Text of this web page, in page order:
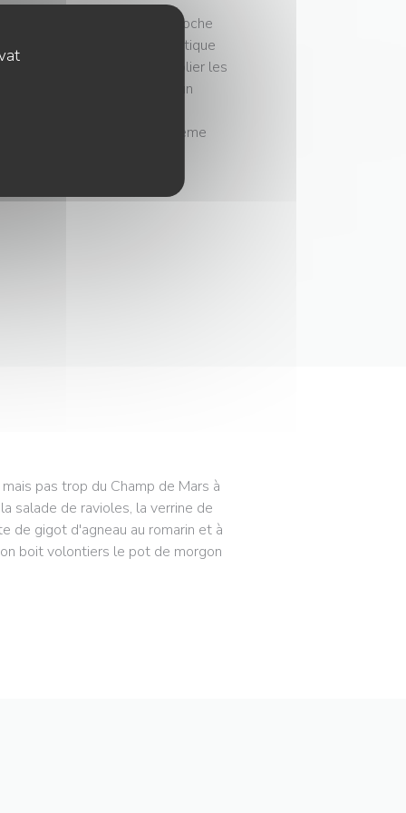
de-Mars, ce bistrot de poche
en zinc où trône un antique
début du 20e s. ; sans oublier les
à-coude... Mais que serait un
: tatin d'endives aux
servi en cassolette, crème
on repart vaquer à ses
pas trop du Champ de Mars à
salade de ravioles, la verrine de
de gigot d'agneau au romarin et à
boit volontiers le pot de morgon